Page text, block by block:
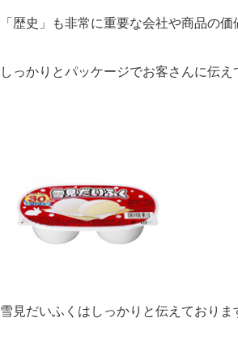
「歴史」も非常に重要な会社や商品の価
しっかりとパッケージでお客さんに伝え
雪見だいふくはしっかりと伝えておりま